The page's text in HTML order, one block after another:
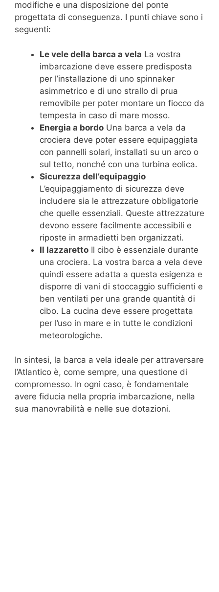
modifiche e una disposizione del ponte
progettata di conseguenza. I punti chiave sono i
seguenti:
Le vele della barca a vela La vostra
imbarcazione deve essere predisposta
per l’installazione di uno spinnaker
asimmetrico e di uno strallo di prua
removibile per poter montare un fiocco da
tempesta in caso di mare mosso.
Energia a bordo Una barca a vela da
crociera deve poter essere equipaggiata
con pannelli solari, installati su un arco o
sul tetto, nonché con una turbina eolica.
Sicurezza dell’equipaggio
L’equipaggiamento di sicurezza deve
includere sia le attrezzature obbligatorie
che quelle essenziali. Queste attrezzature
devono essere facilmente accessibili e
riposte in armadietti ben organizzati.
Il lazzaretto Il cibo è essenziale durante
una crociera. La vostra barca a vela deve
quindi essere adatta a questa esigenza e
disporre di vani di stoccaggio sufficienti e
ben ventilati per una grande quantità di
cibo. La cucina deve essere progettata
per l’uso in mare e in tutte le condizioni
meteorologiche.
In sintesi, la barca a vela ideale per attraversare
l’Atlantico è, come sempre, una questione di
compromesso. In ogni caso, è fondamentale
avere fiducia nella propria imbarcazione, nella
sua manovrabilità e nelle sue dotazioni.